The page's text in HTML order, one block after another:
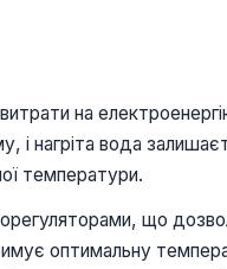
на
і нагріта вода
температури.
що
оптимальну